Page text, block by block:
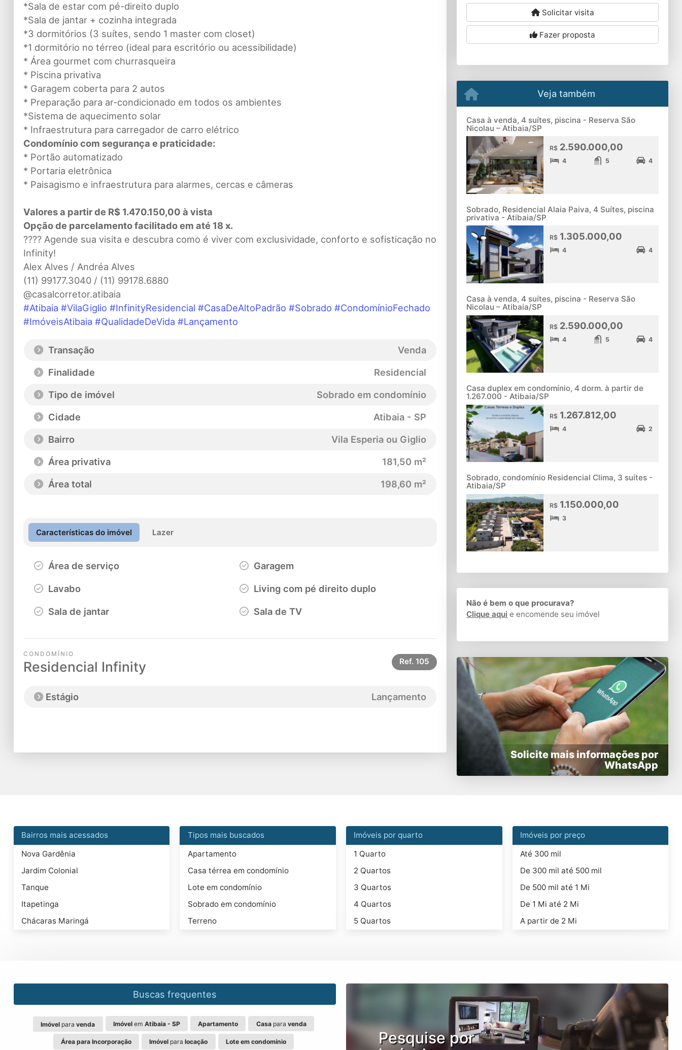
*Sala de estar com pé-direito duplo
*Sala de jantar + cozinha integrada
*3 dormitórios (3 suítes, sendo 1 master com closet)
*1 dormitório no térreo (ideal para escritório ou acessibilidade)
* Área gourmet com churrasqueira
* Piscina privativa
* Garagem coberta para 2 autos
* Preparação para ar-condicionado em todos os ambientes
*Sistema de aquecimento solar
* Infraestrutura para carregador de carro elétrico
Condomínio com segurança e praticidade:
* Portão automatizado
* Portaria eletrônica
* Paisagismo e infraestrutura para alarmes, cercas e câmeras
Valores a partir de R$ 1.470.150,00 à vista
Opção de parcelamento facilitado em até 18 x.
???? Agende sua visita e descubra como é viver com exclusividade, conforto e sofisticação no
Infinity!
Alex Alves / Andréa Alves
(11) 99177.3040 / (11) 99178.6880
@casalcorretor.atibaia
#Atibaia #VilaGiglio #InfinityResidencial #CasaDeAltoPadrão #Sobrado #CondomínioFechado
#ImóveisAtibaia #QualidadeDeVida #Lançamento
Transação
Venda
Finalidade
Residencial
Tipo de imóvel
Sobrado em condomínio
Cidade
Atibaia - SP
Bairro
Vila Esperia ou Giglio
Área privativa
181,50 m²
Área total
198,60 m²
Características do imóvel Lazer
Área de serviço Garagem
Lavabo Living com pé direito duplo
Sala de jantar Sala de TV
CONDOMÍNIO
Residencial Infinity Ref. 105
Estágio Lançamento
Solicitar visita
Fazer proposta
Veja também
Casa à venda, 4 suítes, piscina - Reserva São
Nicolau – Atibaia/SP
R$ 2.590.000,00
4 5 4
Sobrado, Residencial Alaia Paiva, 4 Suítes, piscina
privativa - Atibaia/SP
R$ 1.305.000,00
4 4
Casa à venda, 4 suítes, piscina - Reserva São
Nicolau – Atibaia/SP
R$ 2.590.000,00
4 5 4
Casa duplex em condomínio, 4 dorm. à partir de
1.267.000 - Atibaia/SP
R$ 1.267.812,00
4 2
Sobrado, condomínio Residencial Clima, 3 suítes -
Atibaia/SP
R$ 1.150.000,00
3
Não é bem o que procurava?
Clique aqui e encomende seu imóvel
Solicite mais informações por
WhatsApp
Bairros mais acessados
Nova Gardênia
Jardim Colonial
Tanque
Itapetinga
Chácaras Maringá
Tipos mais buscados
Apartamento
Casa térrea em condomínio
Lote em condomínio
Sobrado em condomínio
Terreno
Imóveis por quarto
1 Quarto
2 Quartos
3 Quartos
4 Quartos
5 Quartos
Imóveis por preço
Até 300 mil
De 300 mil até 500 mil
De 500 mil até 1 Mi
De 1 Mi até 2 Mi
A partir de 2 Mi
Buscas frequentes
Imóvel paravenda Imóvelem Atibaia - SP Apartamento Casapara venda
Área para Incorporação Imóvel paralocação Lote em condomínio
Pesquise por